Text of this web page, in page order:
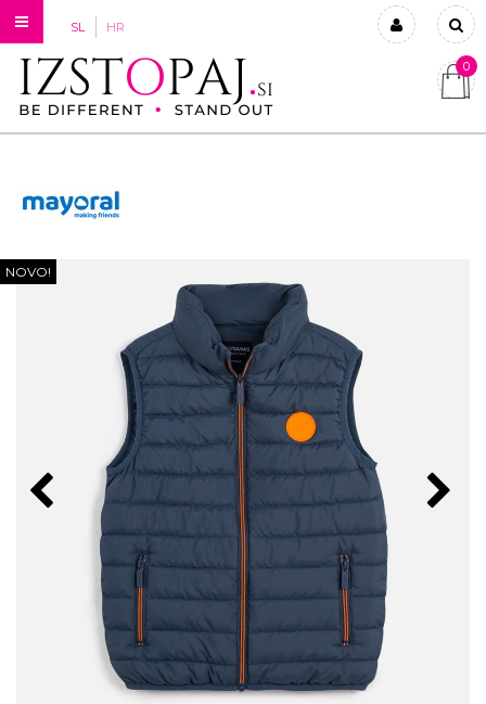
SL HR
Prijavi se
0
NOVO!